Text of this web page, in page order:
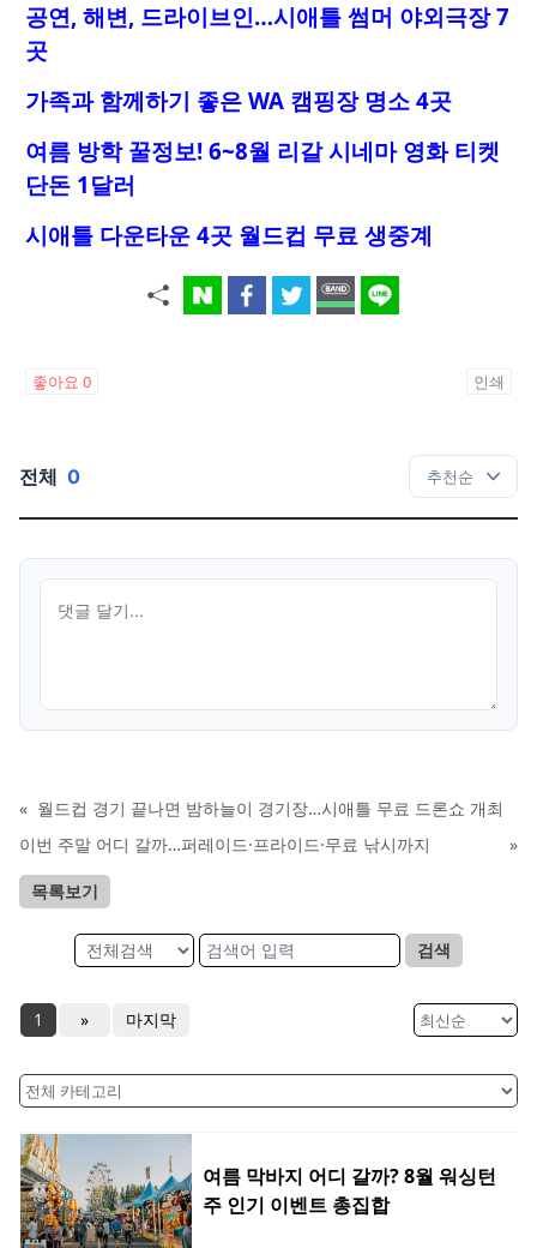
공연, 해변, 드라이브인…시애틀 썸머 야외극장 7
곳
가족과 함께하기 좋은 WA 캠핑장 명소 4곳
여름 방학 꿀정보! 6~8월 리갈 시네마 영화 티켓
단돈 1달러
시애틀 다운타운 4곳 월드컵 무료 생중계
좋아요 0 인쇄
전체 0
« 월드컵 경기 끝나면 밤하늘이 경기장…시애틀 무료 드론쇼 개최
이번 주말 어디 갈까…퍼레이드·프라이드·무료 낚시까지
»
목록보기
검색
1 » 마지막
여름 막바지 어디 갈까? 8월 워싱턴
주 인기 이벤트 총집합